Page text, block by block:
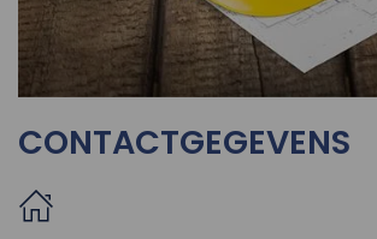
CONTACTGEGEVENS